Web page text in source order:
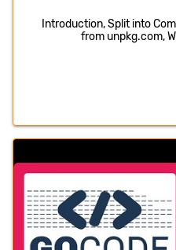
Introduction, Split into
from unpkg.com,